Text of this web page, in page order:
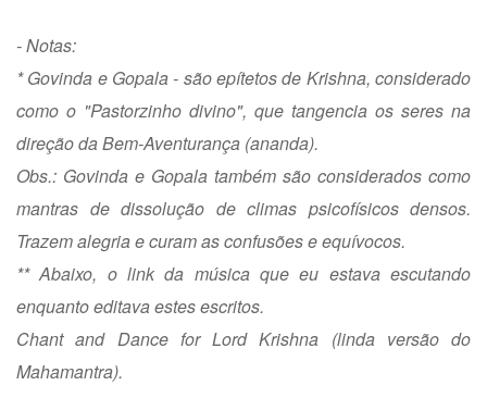
- Notas:
* Govinda e Gopala - são epítetos de Krishna, considerado
como o "Pastorzinho divino", que tangencia os seres na
direção da Bem-Aventurança (ananda).
Obs.: Govinda e Gopala também são considerados como
mantras de dissolução de climas psicofísicos densos.
Trazem alegria e curam as confusões e equívocos.
** Abaixo, o link da música que eu estava escutando
enquanto editava estes escritos.
Chant and Dance for Lord Krishna (linda versão do
Mahamantra).